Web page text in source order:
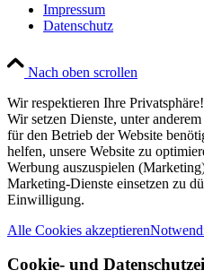
Impressum
Datenschutz
Nach oben scrollen
Wir respektieren Ihre Privatsphäre!
Wir setzen Dienste, unter
für den Betrieb der Website
helfen, unsere Website zu
Werbung auszuspielen
Marketing-Dienste einsetzen zu
Einwilligung.
Alle Cookies akzeptieren
Cookie- und